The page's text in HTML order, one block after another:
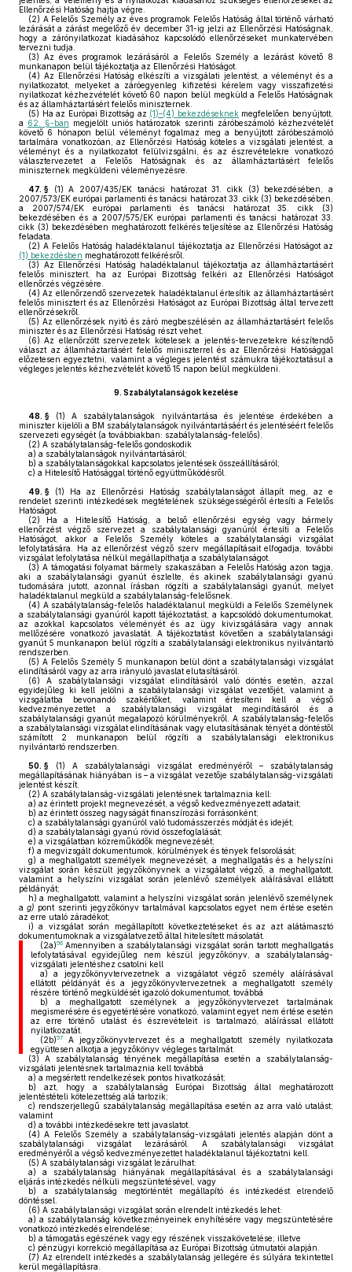
Ellenőrzési Hatóság hajtja végre.
(2) A Felelős Személy az éves programok Felelős Hatóság által történő várható
lezárását a zárást megelőző év december 31-ig jelzi az Ellenőrzési Hatóságnak,
hogy a zárónyilatkozat kiadásához kapcsolódó ellenőrzéseket munkatervében
tervezni tudja.
(3) Az éves programok lezárásáról a Felelős Személy a lezárást követő 8
munkanapon belül tájékoztatja az Ellenőrzési Hatóságot.
(4) Az Ellenőrzési Hatóság elkészíti a vizsgálati jelentést, a véleményt és a
nyilatkozatot, melyeket a záróegyenleg kifizetési kérelem vagy visszafizetési
nyilatkozat kézhezvételét követő 60 napon belül megküld a Felelős Hatóságnak
és az államháztartásért felelős miniszternek.
(5) Ha az Európai Bizottság az (1)–(4) bekezdéseknekmegfelelően benyújtott,
a 62. §-ban megjelölt uniós határozatok szerinti záróbeszámoló kézhezvételét
követő 6 hónapon belül véleményt fogalmaz meg a benyújtott záróbeszámoló
tartalmára vonatkozóan, az Ellenőrzési Hatóság köteles a vizsgálati jelentést, a
véleményt és a nyilatkozatot felülvizsgálni, és az észrevételekre vonatkozó
választervezetet a Felelős Hatóságnak és az államháztartásért felelős
miniszternek megküldeni véleményezésre.
47. § (1) A 2007/435/EK tanácsi határozat 31. cikk (3) bekezdésében, a
2007/573/EK európai parlamenti és tanácsi határozat 33. cikk (3) bekezdésében,
a 2007/574/EK európai parlamenti és tanácsi határozat 35. cikk (3)
bekezdésében és a 2007/575/EK európai parlamenti és tanácsi határozat 33.
cikk (3) bekezdésében meghatározott felkérés teljesítése az Ellenőrzési Hatóság
feladata.
(2) A Felelős Hatóság haladéktalanul tájékoztatja az Ellenőrzési Hatóságot az
(1) bekezdésben meghatározott felkérésről.
(3) Az Ellenőrzési Hatóság haladéktalanul tájékoztatja az államháztartásért
felelős minisztert, ha az Európai Bizottság felkéri az Ellenőrzési Hatóságot
ellenőrzés végzésére.
(4) Az ellenőrzendő szervezetek haladéktalanul értesítik az államháztartásért
felelős minisztert és az Ellenőrzési Hatóságot az Európai Bizottság által tervezett
ellenőrzésekről.
(5) Az ellenőrzések nyitó és záró megbeszélésén az államháztartásért felelős
miniszter és az Ellenőrzési Hatóság részt vehet.
(6) Az ellenőrzött szervezetek kötelesek a jelentés-tervezetekre készítendő
választ az államháztartásért felelős miniszterrel és az Ellenőrzési Hatósággal
előzetesen egyeztetni, valamint a végleges jelentést számukra tájékoztatásul a
végleges jelentés kézhezvételét követő 15 napon belül megküldeni.
9. Szabálytalanságok kezelése
48. § (1) A szabálytalanságok nyilvántartása és jelentése érdekében a
miniszter kijelöli a BM szabálytalanságok nyilvántartásáért és jelentéséért felelős
szervezeti egységét (a továbbiakban: szabálytalanság-felelős).
(2) A szabálytalanság-felelős gondoskodik
a) a szabálytalanságok nyilvántartásáról;
b) a szabálytalanságokkal kapcsolatos jelentések összeállításáról;
c) a Hitelesítő Hatósággal történő együttműködésről.
49. § (1) Ha az Ellenőrzési Hatóság szabálytalanságot állapít meg, az e
rendelet szerinti intézkedések megtételének szükségességéről értesíti a Felelős
Hatóságot.
(2) Ha a Hitelesítő Hatóság, a belső ellenőrzési egység vagy bármely
ellenőrzést végző szervezet a szabálytalansági gyanúról értesíti a Felelős
Hatóságot, akkor a Felelős Személy köteles a szabálytalansági vizsgálat
lefolytatására. Ha az ellenőrzést végző szerv megállapításait elfogadja, további
vizsgálat lefolytatása nélkül megállapíthatja a szabálytalanságot.
(3) A támogatási folyamat bármely szakaszában a Felelős Hatóság azon tagja,
aki a szabálytalansági gyanút észlelte, és akinek szabálytalansági gyanú
tudomására jutott, azonnal írásban rögzíti a szabálytalansági gyanút, melyet
haladéktalanul megküld a szabálytalanság-felelősnek.
(4) A szabálytalanság-felelős haladéktalanul megküldi a Felelős Személynek
a szabálytalansági gyanúról kapott tájékoztatást, a kapcsolódó dokumentumokat,
az azokkal kapcsolatos véleményét és az ügy kivizsgálására vagy annak
mellőzésére vonatkozó javaslatát. A tájékoztatást követően a szabálytalansági
gyanút 5 munkanapon belül rögzíti a szabálytalansági elektronikus nyilvántartó
rendszerben.
(5) A Felelős Személy 5 munkanapon belül dönt a szabálytalansági vizsgálat
elindításáról vagy az arra irányuló javaslat elutasításáról.
(6) A szabálytalansági vizsgálat elindításáról való döntés esetén, azzal
egyidejűleg ki kell jelölni a szabálytalansági vizsgálat vezetőjét, valamint a
vizsgálatba bevonandó szakértőket, valamint értesíteni kell a végső
kedvezményezettet a szabálytalansági vizsgálat megindításáról és a
szabálytalansági gyanút megalapozó körülményekről. A szabálytalanság-felelős
a szabálytalansági vizsgálat elindításának vagy elutasításának tényét a döntéstől
számított 2 munkanapon belül rögzíti a szabálytalansági elektronikus
nyilvántartó rendszerben.
50. § (1) A szabálytalansági vizsgálat eredményéről – szabálytalanság
megállapításának hiányában is – a vizsgálat vezetője szabálytalanság-vizsgálati
jelentést készít.
(2) A szabálytalanság-vizsgálati jelentésnek tartalmaznia kell:
a) az érintett projekt megnevezését, a végső kedvezményezett adatait;
b) az érintett összeg nagyságát finanszírozási forrásonként;
c) a szabálytalansági gyanúról való tudomásszerzés módját és idejét;
d) a szabálytalansági gyanú rövid összefoglalását;
e) a vizsgálatban közreműködők megnevezését;
f) a megvizsgált dokumentumok, körülmények és tények felsorolását;
g) a meghallgatott személyek megnevezését, a meghallgatás és a helyszíni
vizsgálat során készült jegyzőkönyvnek a vizsgálatot végző, a meghallgatott,
valamint a helyszíni vizsgálat során jelenlévő személyek aláírásával ellátott
példányát;
h) a meghallgatott, valamint a helyszíni vizsgálat során jelenlévő személynek
ag) pont szerinti jegyzőkönyv tartalmával kapcsolatos egyet nem értése esetén
az erre utaló záradékot;
i) a vizsgálat során megállapított következtetéseket és az azt alátámasztó
dokumentumoknak a vizsgálatvezető által hitelesített másolatát.
(2a)56Amennyiben a szabálytalansági vizsgálat során tartott meghallgatás
lefolytatásával egyidejűleg nem készül jegyzőkönyv, a szabálytalanság-
vizsgálati jelentéshez csatolni kell
a) a jegyzőkönyvtervezetnek a vizsgálatot végző személy aláírásával
ellátott példányát és a jegyzőkönyvtervezetnek a meghallgatott személy
részére történő megküldését igazoló dokumentumot, továbbá
b) a meghallgatott személynek a jegyzőkönyvtervezet tartalmának
megismerésére és egyetértésére vonatkozó, valamint egyet nem értése esetén
az erre történő utalást és észrevételeit is tartalmazó, aláírással ellátott
nyilatkozatát.
(2b)57A jegyzőkönyvtervezet és a meghallgatott személy nyilatkozata
együttesen alkotja a jegyzőkönyv végleges tartalmát.
(3) A szabálytalanság tényének megállapítása esetén a szabálytalanság-
vizsgálati jelentésnek tartalmaznia kell továbbá
a) a megsértett rendelkezések pontos hivatkozását;
b) azt, hogy a szabálytalanság Európai Bizottság által meghatározott
jelentéstételi kötelezettség alá tartozik;
c) rendszerjellegű szabálytalanság megállapítása esetén az arra való utalást;
valamint
d) a további intézkedésekre tett javaslatot.
(4) A Felelős Személy a szabálytalanság-vizsgálati jelentés alapján dönt a
szabálytalansági vizsgálat lezárásáról. A szabálytalansági vizsgálat
eredményéről a végső kedvezményezettet haladéktalanul tájékoztatni kell.
(5) A szabálytalansági vizsgálat lezárulhat:
a) a szabálytalanság hiányának megállapításával és a szabálytalansági
eljárás intézkedés nélküli megszüntetésével, vagy
b) a szabálytalanság megtörténtét megállapító és intézkedést elrendelő
döntéssel.
(6) A szabálytalansági vizsgálat során elrendelt intézkedés lehet:
a) a szabálytalanság következményeinek enyhítésére vagy megszüntetésére
vonatkozó intézkedés elrendelése;
b) a támogatás egészének vagy egy részének visszakövetelése; illetve
c) pénzügyi korrekció megállapítása az Európai Bizottság útmutatói alapján.
(7) Az elrendelt intézkedés a szabálytalanság jellegére és súlyára tekintettel
kerül megállapításra.